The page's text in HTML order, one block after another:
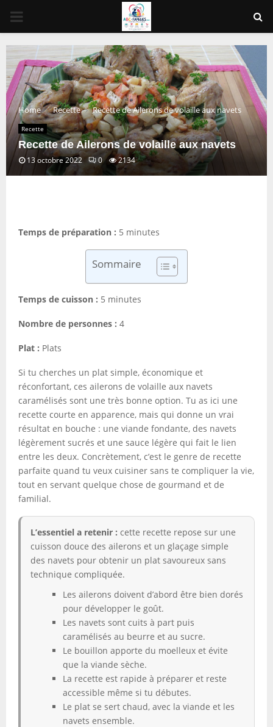
PRIMARY
MENU
Home Recette Recette de Ailerons de volaille aux navets
Recette
Recette de Ailerons de volaille aux navets
13 octobre 2022 0 2134
Temps de préparation : 5 minutes
Sommaire
Temps de cuisson : 5 minutes
Nombre de personnes : 4
Plat : Plats
Si tu cherches un plat simple, économique et
réconfortant, ces ailerons de volaille aux navets
caramélisés sont une très bonne option. Tu as ici une
recette courte en apparence, mais qui donne un vrai
résultat en bouche : une viande fondante, des navets
légèrement sucrés et une sauce légère qui fait le lien
entre les deux. Concrètement, c’est le genre de recette
parfaite quand tu veux cuisiner sans te compliquer la vie,
tout en servant quelque chose de gourmand et de
familial.
L’essentiel a retenir : cette recette repose sur une
cuisson douce des ailerons et un glaçage simple
des navets pour obtenir un plat savoureux sans
technique compliquée.
Les ailerons doivent d’abord être bien dorés
pour développer le goût.
Les navets sont cuits à part puis
caramélisés au beurre et au sucre.
Le bouillon apporte du moelleux et évite
que la viande sèche.
La recette est rapide à préparer et reste
accessible même si tu débutes.
Le plat se sert chaud, avec la viande et les
navets ensemble.